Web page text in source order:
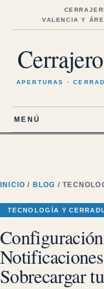
VALENCIA Y
APERTURAS ·
MENÚ
INICIO / BLOG /
TECNOLOGÍA Y
Sobrecargar